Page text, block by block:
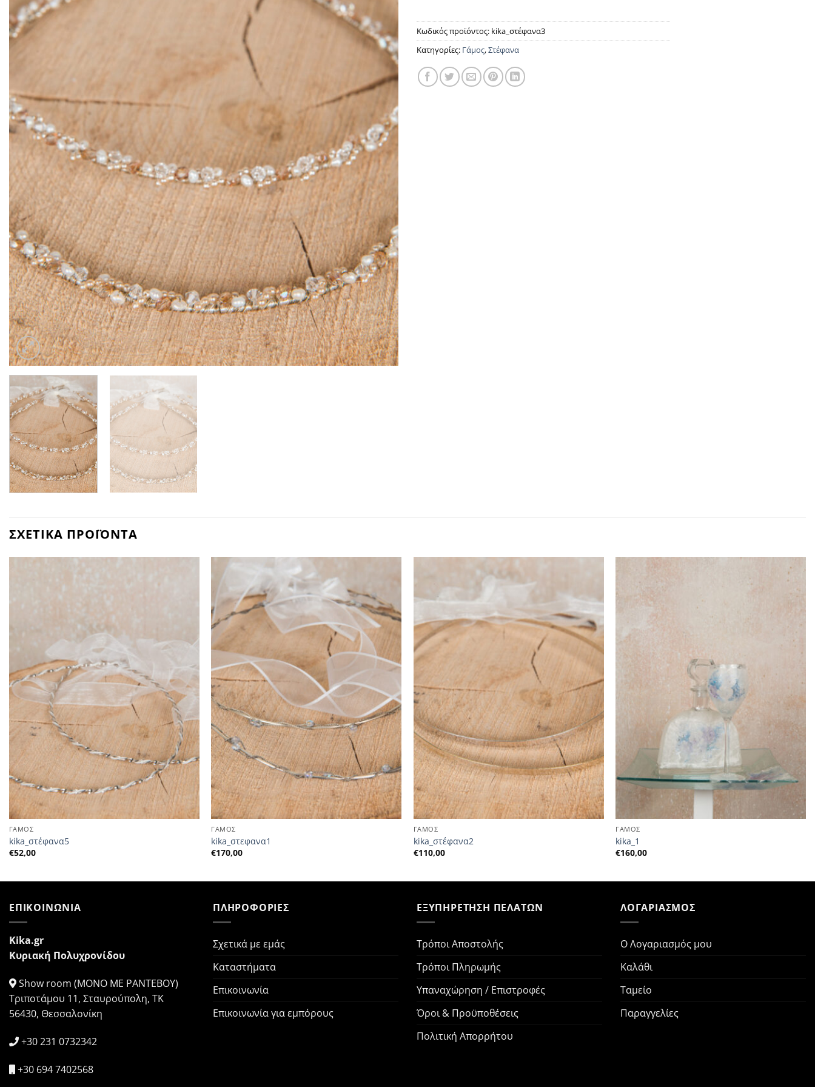
Κωδικός προϊόντος: kika_στέφανα3
Κατηγορίες: Γάμος,Στέφανα
ΣΧΕΤΙΚΑ ΠΡΟΪΟΝΤΑ
ΓΑΜΟΣ
kika_στέφανα5
€52,00
ΓΑΜΟΣ
kika_στεφανα1
€170,00
ΓΑΜΟΣ
kika_στέφανα2
€110,00
ΓΑΜΟΣ
kika_1
€160,00
ΕΠΙΚΟΙΝΩΝΙΑ
Kika.gr
Κυριακή Πολυχρονίδου
Show room (ΜΟΝΟ ΜΕ ΡΑΝΤΕΒΟΥ)
Τριποτάμου 11, Σταυρούπολη, ΤΚ
56430, Θεσσαλονίκη
+30 231 0732342
+30 694 7402568
ΠΛΗΡΟΦΟΡΙΕΣ
Σχετικά με εμάς
Καταστήματα
Επικοινωνία
Επικοινωνία για εμπόρους
ΕΞΥΠΗΡΕΤΗΣΗ ΠΕΛΑΤΩΝ
Τρόποι Αποστολής
Τρόποι Πληρωμής
Υπαναχώρηση / Επιστροφές
Όροι & Προϋποθέσεις
Πολιτική Απορρήτου
ΛΟΓΑΡΙΑΣΜΟΣ
Ο Λογαριασμός μου
Καλάθι
Ταμείο
Παραγγελίες